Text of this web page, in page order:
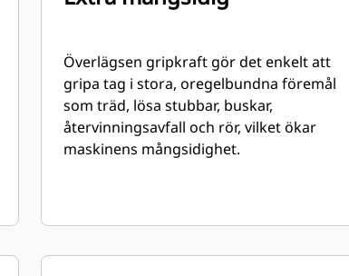
Överlägsen gripkraft gör det enkelt att
gripa tag i stora, oregelbundna föremål
som träd, lösa stubbar, buskar,
återvinningsavfall och rör, vilket ökar
maskinens mångsidighet.